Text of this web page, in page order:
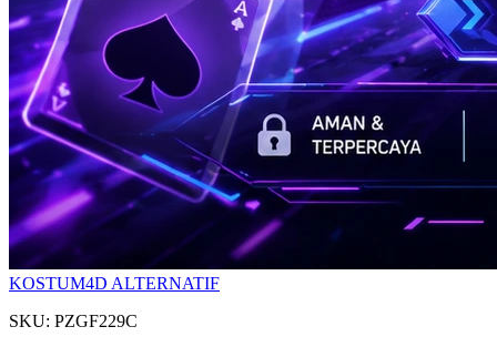
KOSTUM4D ALTERNATIF
SKU: PZGF229C